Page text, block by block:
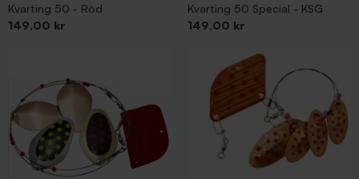
Kvarting 50 - Röd
Pris
149,00 kr
Kvarting 50 Special - KSG
Pris
149,00 kr